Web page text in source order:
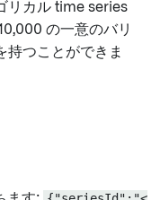
リカル time series
の一意のバリ
持つことができま